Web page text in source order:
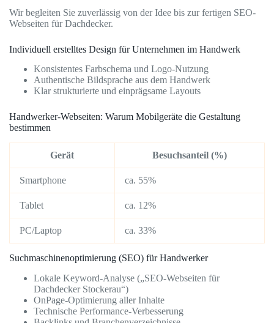
Wir begleiten Sie zuverlässig von der Idee bis zur fertigen SEO-
Webseiten für Dachdecker.
Individuell erstelltes Design für Unternehmen im Handwerk
Konsistentes Farbschema und Logo-Nutzung
Authentische Bildsprache aus dem Handwerk
Klar strukturierte und einprägsame Layouts
Handwerker-Webseiten: Warum Mobilgeräte die Gestaltung
bestimmen
Gerät Besuchsanteil (%)
Smartphone ca. 55%
Tablet ca. 12%
PC/Laptop ca. 33%
Suchmaschinenoptimierung (SEO) für Handwerker
Lokale Keyword-Analyse („SEO-Webseiten für
Dachdecker Stockerau“)
OnPage-Optimierung aller Inhalte
Technische Performance-Verbesserung